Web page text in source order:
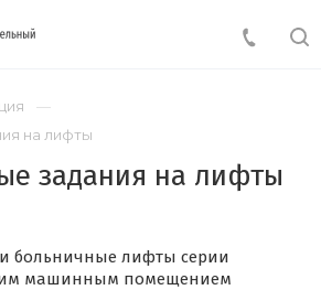
на лифты
задания на лифты
больничные лифты серии
машинным помещением